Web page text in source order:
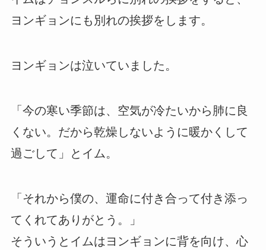
ヨンギョンにも別れの挨拶をします。
ヨンギョンは泣いていました。
「今の寒い季節は、空気が冷たいから肺に良
くない。だから乾燥しないように暖かくして
過ごして」とイム。
「それから僕の、運命に付き合って付き添っ
てくれてありがとう。」
そういうとイムはヨンギョンに背を向け、心